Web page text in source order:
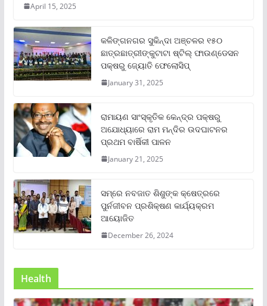
April 15, 2025
କଳିଙ୍ଗନଗର ସୁକିନ୍ଦା ଅଞ୍ଚଳର ୧୫୦
ଛାତ୍ରଛାତ୍ରୀଙ୍କୁଟାଟା ଷ୍ଟିଲ୍ ଫାଉଣ୍ଡେସନ
ପକ୍ଷରୁ ଜ୍ୟୋତି ଫେଲୋସିପ୍‌
January 31, 2025
ରାମାୟଣ ସାଂସ୍କୃତିକ କେନ୍ଦ୍ର ପକ୍ଷରୁ
ଅଯୋଧ୍ୟାରେ ରାମ ମନ୍ଦିର ଉଦଘାଟନର
ପ୍ରଥମ ବାର୍ଷିକୀ ପାଳନ
January 21, 2025
ସମ୍‌ରେ ନବଜାତ ଶିଶୁଙ୍କ କ୍ଷେତ୍ରରେ
ପୁର୍ନଜୀବନ ପ୍ରଶିକ୍ଷଣ କାର୍ଯ୍ୟକ୍ରମ
ଆୟୋଜିତ
December 26, 2024
Health